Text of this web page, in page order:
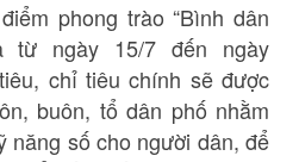
phong trào “Bình dân
từ ngày 15/7 đến ngày
chỉ tiêu chính sẽ được
buôn, tổ dân phố nhằm
năng số cho người dân, để